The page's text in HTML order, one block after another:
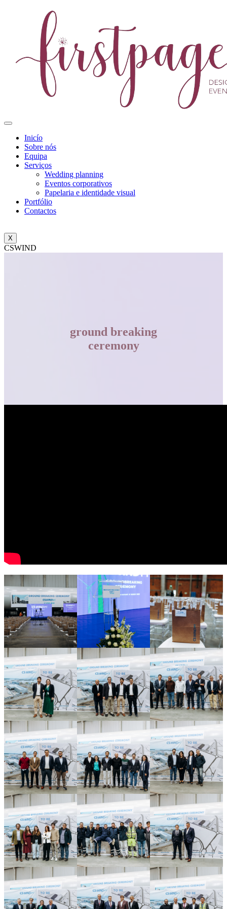
Inicío
Sobre nós
Equipa
Serviços
Wedding planning
Eventos corporativos
Papelaria e identidade visual
Portfólio
Contactos
X
CSWIND
ground breaking
ceremony